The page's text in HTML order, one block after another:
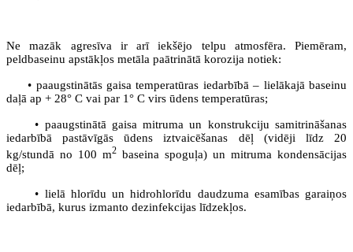
Ne mazāk agresīva ir arī iekšējo telpu atmosfēra. Piemēram,
peldbaseinu apstākļos metāla paātrinātā korozija notiek:
• paaugstinātās gaisa temperatūras iedarbībā – lielākajā baseinu
daļā ap + 28° С vai par 1° С virs ūdens temperatūras;
• paaugstinātā gaisa mitruma un konstrukciju samitrināšanas
iedarbībā pastāvīgās ūdens iztvaicēšanas dēļ (vidēji līdz 20
kg/stundā no 100 m2 baseina spoguļa) un mitruma kondensācijas
dēļ;
• lielā hlorīdu un hidrohlorīdu daudzuma esamības garaiņos
iedarbībā, kurus izmanto dezinfekcijas līdzekļos.